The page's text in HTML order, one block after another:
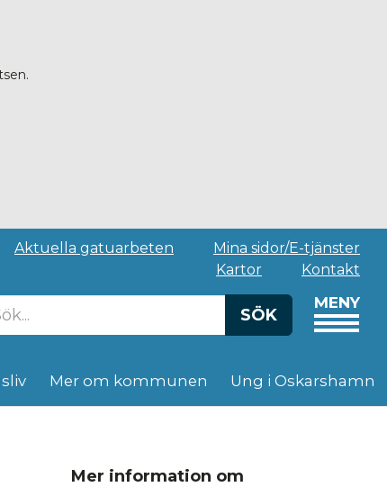
Aktuella gatuarbeten
Mina sidor/E-tjänster
Kartor
Kontakt
SÖK
MENY
Mer om kommunen Ung i Oskarshamn
Mer information om